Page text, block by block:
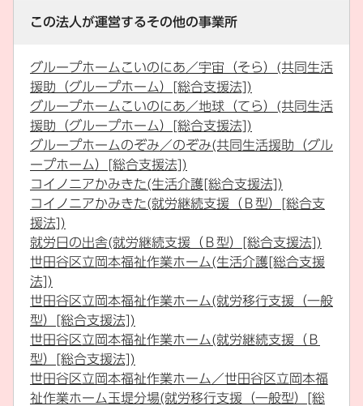
この法人が運営するその他の事業所
グループホームこいのにあ／宇宙（そら）(共同生活
援助（グループホーム）[総合支援法])
グループホームこいのにあ／地球（てら）(共同生活
援助（グループホーム）[総合支援法])
グループホームのぞみ／のぞみ(共同生活援助（グル
ープホーム）[総合支援法])
コイノニアかみきた(生活介護[総合支援法])
コイノニアかみきた(就労継続支援（Ｂ型）[総合支
援法])
就労日の出舎(就労継続支援（Ｂ型）[総合支援法])
世田谷区立岡本福祉作業ホーム(生活介護[総合支援
法])
世田谷区立岡本福祉作業ホーム(就労移行支援（一般
型）[総合支援法])
世田谷区立岡本福祉作業ホーム(就労継続支援（Ｂ
型）[総合支援法])
世田谷区立岡本福祉作業ホーム／世田谷区立岡本福
祉作業ホーム玉堤分場(就労移行支援（一般型）[総